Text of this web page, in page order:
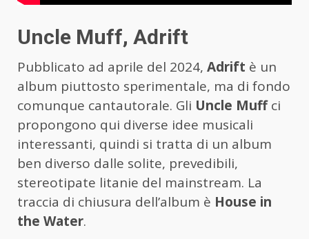
Uncle Muff, Adrift
Pubblicato ad aprile del 2024, Adrift è un
album piuttosto sperimentale, ma di fondo
comunque cantautorale. Gli Uncle Muffci
propongono qui diverse idee musicali
interessanti, quindi si tratta di un album
ben diverso dalle solite, prevedibili,
stereotipate litanie del mainstream. La
traccia di chiusura dell’album è House in
the Water.